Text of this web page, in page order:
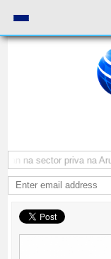
na sector priva na